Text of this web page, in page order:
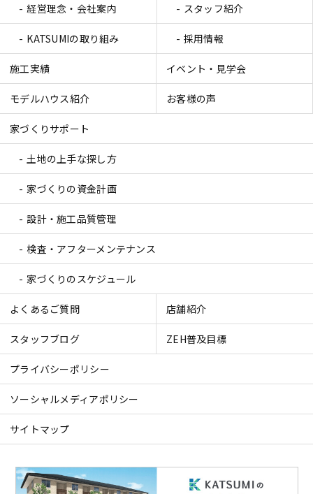
経営理念・会社案内 スタッフ紹介
KATSUMIの取り組み 採用情報
施工実績 イベント・見学会
モデルハウス紹介 お客様の声
家づくりサポート
土地の上手な探し方
家づくりの資金計画
設計・施工品質管理
検査・アフターメンテナンス
家づくりのスケジュール
よくあるご質問 店舗紹介
スタッフブログ ZEH普及目標
プライバシーポリシー
ソーシャルメディアポリシー
サイトマップ